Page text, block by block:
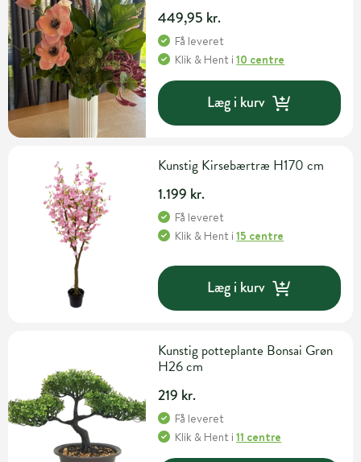
449,95 kr.
Få leveret
Klik & Hent i10 centre
Læg i kurv
Kunstig Kirsebærtræ H170 cm
1.199 kr.
Få leveret
Klik & Hent i15 centre
Læg i kurv
Kunstig potteplante Bonsai Grøn
H26 cm
219 kr.
Få leveret
Klik & Hent i11 centre